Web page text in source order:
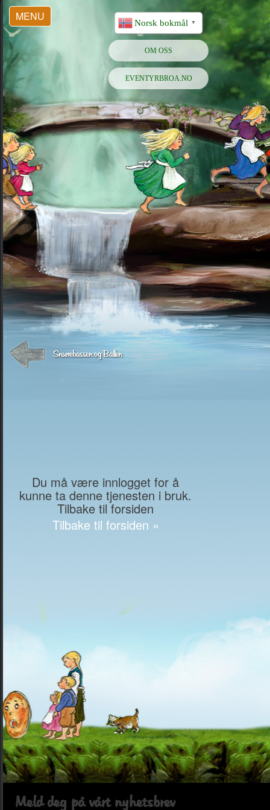
MENU
Norsk bokmål ▼
OM OSS
EVENTYRBROA.NO
Snurrebassen og Ballen
Du må være innlogget for å
kunne ta denne tjenesten i bruk.
Tilbake til forsiden
Tilbake til forsiden »
Meld deg på vårt nyhetsbrev